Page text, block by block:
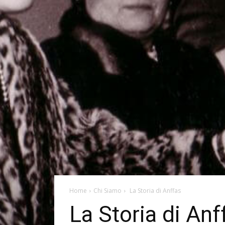
Home Chi Siamo La Storia di Anffas
La Storia di